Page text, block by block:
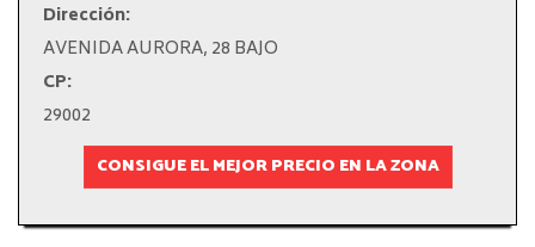
Dirección:
AVENIDA AURORA, 28 BAJO
CP:
29002
CONSIGUE EL MEJOR PRECIO EN LA ZONA